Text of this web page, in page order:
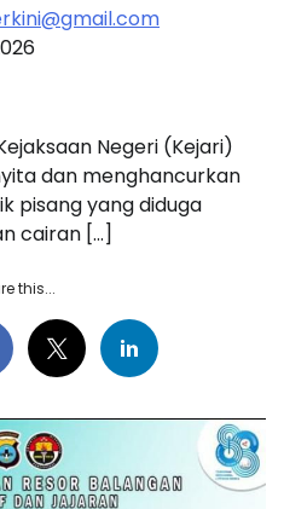
Negeri (Kejari)
dan menghancurkan
pisang yang diduga
cairan […]
this...